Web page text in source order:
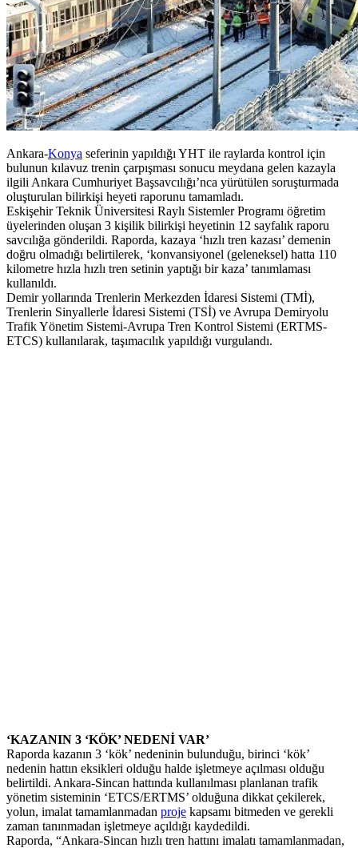
Ankara-Konya seferinin yapıldığı YHT ile raylarda kontrol için
bulunun kılavuz trenin çarpışması sonucu meydana gelen kazayla
ilgili Ankara Cumhuriyet Başsavcılığı’nca yürütülen soruşturmada
oluşturulan bilirkişi heyeti raporunu tamamladı.
Eskişehir Teknik Üniversitesi Raylı Sistemler Programı öğretim
üyelerinden oluşan 3 kişilik bilirkişi heyetinin 12 sayfalık raporu
savcılığa gönderildi. Raporda, kazaya ‘hızlı tren kazası’ demenin
doğru olmadığı belirtilerek, ‘konvansiyonel (geleneksel) hatta 110
kilometre hızla hızlı tren setinin yaptığı bir kaza’ tanımlaması
kullanıldı.
Demir yollarında Trenlerin Merkezden İdaresi Sistemi (TMİ),
Trenlerin Sinyallerle İdaresi Sistemi (TSİ) ve Avrupa Demiryolu
Trafik Yönetim Sistemi-Avrupa Tren Kontrol Sistemi (ERTMS-
ETCS) kullanılarak, taşımacılık yapıldığı vurgulandı.
‘KAZANIN 3 ‘KÖK’ NEDENİ VAR’
Raporda kazanın 3 ‘kök’ nedeninin bulunduğu, birinci ‘kök’
nedenin hattın eksikleri olduğu halde işletmeye açılması olduğu
belirtildi. Ankara-Sincan hattında kullanılması planlanan trafik
yönetim sisteminin ‘ETCS/ERTMS’ olduğuna dikkat çekilerek,
yolun, imalat tamamlanmadan proje kapsamı bitmeden ve gerekli
zaman tanınmadan işletmeye açıldığı kaydedildi.
Raporda, “Ankara-Sincan hızlı tren hattını imalatı tamamlanmadan,